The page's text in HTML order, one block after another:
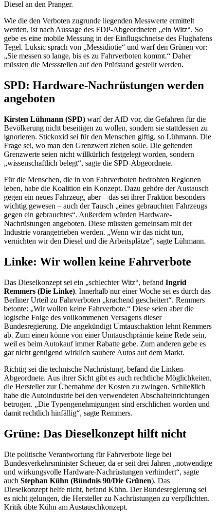
Diesel an den Pranger.
Wie die den Verboten zugrunde liegenden Messwerte ermittelt
werden, ist nach Aussage des FDP-Abgeordneten „ein Witz“. So
gebe es eine mobile Messung in der Einflugschneise des Flughafens
Tegel. Luksic sprach von „Messidiotie“ und warf den Grünen vor:
„Sie messen so lange, bis es zu Fahrverboten kommt.“ Daher
müssten die Messstellen auf den Prüfstand gestellt werden.
SPD: Hardware-Nachrüstungen werden
angeboten
Kirsten Lühmann (SPD) warf der AfD vor, die Gefahren für die
Bevölkerung nicht beseitigen zu wollen, sondern sie stattdessen zu
ignorieren. Stickoxid sei für den Menschen giftig, so Lühmann. Die
Frage sei, wo man den Grenzwert ziehen solle. Die geltenden
Grenzwerte seien nicht willkürlich festgelegt worden, sondern
„wissenschaftlich belegt“, sagte die SPD-Abgeordnete.
Für die Menschen, die in von Fahrverboten bedrohten Regionen
leben, habe die Koalition ein Konzept. Dazu gehöre der Austausch
gegen ein neues Fahrzeug, aber – das sei ihrer Fraktion besonders
wichtig gewesen – auch der Tausch „eines gebrauchten Fahrzeugs
gegen ein gebrauchtes“. Außerdem würden Hardware-
Nachrüstungen angeboten. Diese müssten gemeinsam mit der
Industrie vorangetrieben werden. „Wenn wir das nicht tun,
vernichten wir den Diesel und die Arbeitsplätze“, sagte Lühmann.
Linke: Wir wollen keine Fahrverbote
Das Dieselkonzept sei ein „schlechter Witz“, befand Ingrid
Remmers (Die Linke). Innerhalb nur einer Woche sei es durch das
Berliner Urteil zu Fahrverboten „krachend gescheitert“. Remmers
betonte: „Wir wollen keine Fahrverbote.“ Diese seien aber die
logische Folge des vollkommenen Versagens dieser
Bundesregierung. Die angekündigt Umtauschaktion lehnt Remmers
ab. Zum einen könne von einer Umtauschprämie keine Rede sein,
weil es beim Autokauf immer Rabatte gebe. Zum anderen gebe es
gar nicht genügend wirklich saubere Autos auf dem Markt.
Richtig sei die technische Nachrüstung, befand die Linken-
Abgeordnete. Aus ihrer Sicht gibt es auch rechtliche Möglichkeiten,
die Hersteller zur Übernahme der Kosten zu zwingen. Schließlich
habe die Autoindustrie bei den verwendeten Abschalteinrichtungen
betrogen. „Die Typengenehmigungen sind erschlichen worden und
damit rechtlich hinfällig“, sagte Remmers.
Grüne: Das Dieselkonzept hilft nicht
Die politische Verantwortung für Fahrverbote liege bei
Bundesverkehrsminister Scheuer, da er seit drei Jahren „notwendige
und wirkungsvolle Hardware-Nachrüstungen verhindert“, sagte
auch Stephan Kühn (Bündnis 90/Die Grünen). Das
Dieselkonzept helfe nicht, befand Kühn. Der Bundesregierung sei
es nicht gelungen, die Hersteller zu Nachrüstungen zu verpflichten.
Kritik übte Kühn am Austauschkonzept.